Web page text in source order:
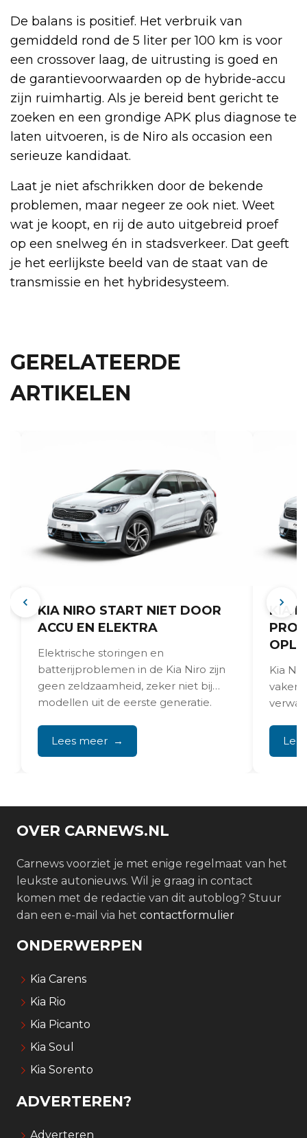
De balans is positief. Het verbruik van
gemiddeld rond de 5 liter per 100 km is voor
een crossover laag, de uitrusting is goed en
de garantievoorwaarden op de hybride-accu
zijn ruimhartig. Als je bereid bent gericht te
zoeken en een grondige APK plus diagnose te
laten uitvoeren, is de Niro als occasion een
serieuze kandidaat.
Laat je niet afschrikken door de bekende
problemen, maar negeer ze ook niet. Weet
wat je koopt, en rij de auto uitgebreid proef
op een snelweg én in stadsverkeer. Dat geeft
je het eerlijkste beeld van de staat van de
transmissie en het hybridesysteem.
GERELATEERDE
ARTIKELEN
KIA NIRO START NIET DOOR
ACCU EN ELEKTRA
Elektrische storingen en
batterijproblemen in de Kia Niro zijn
geen zeldzaamheid, zeker niet bij
modellen uit de eerste generatie.
Lees meer
KIA
Kia
vaker
OVER CARNEWS.NL
Carnews voorziet je met enige regelmaat van het
leukste autonieuws. Wil je graag in contact
komen met de redactie van dit autoblog? Stuur
dan een e-mail via het contactformulier
ONDERWERPEN
Kia Carens
Kia Rio
Kia Picanto
Kia Soul
Kia Sorento
ADVERTEREN?
Adverteren